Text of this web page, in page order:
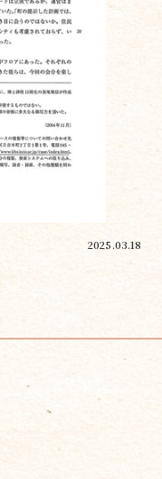
2025.03.18